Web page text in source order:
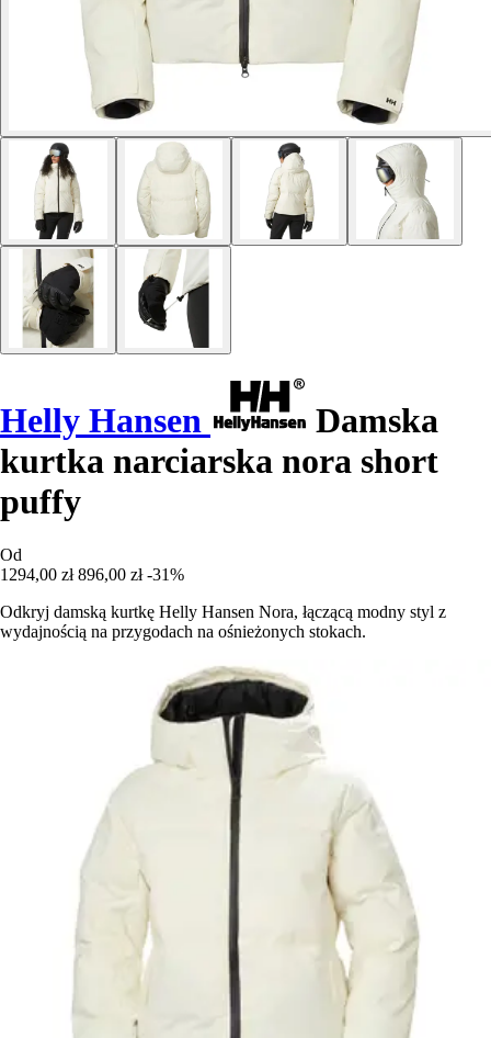
Helly Hansen
Damska
kurtka narciarska nora short
puffy
Od
1294,00 zł 896,00 zł -31%
Odkryj damską kurtkę Helly Hansen Nora, łączącą modny styl z
wydajnością na przygodach na ośnieżonych stokach.